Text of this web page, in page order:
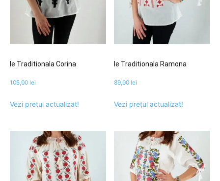
Ie Traditionala Corina
105,00 lei
Vezi prețul actualizat!
Ie Traditionala Ramona
89,00 lei
Vezi prețul actualizat!